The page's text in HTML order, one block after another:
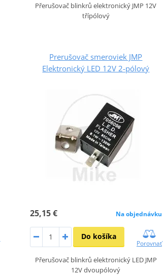
Přerušovač blinkrů elektronický JMP 12V
třípólový
Prerušovač smeroviek JMP
Elektronický LED 12V 2-pólový
25,15 € Na objednávku
Do košíka
Porovnať
Přerušovač blinkrů elektronický LED JMP
12V dvoupólový